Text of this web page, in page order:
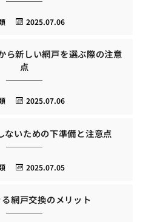
2025.07.06
ら新しい網戸を選ぶ際の注意
点
2025.07.06
ないための下準備と注意点
2025.07.05
網戸交換のメリット